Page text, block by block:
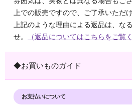
上での販売ですので、ご了承いただ
上記のような理由による返品は、な
せ。
（返品についてはこちらをご覧
◆お買いものガイド
お支払いについて